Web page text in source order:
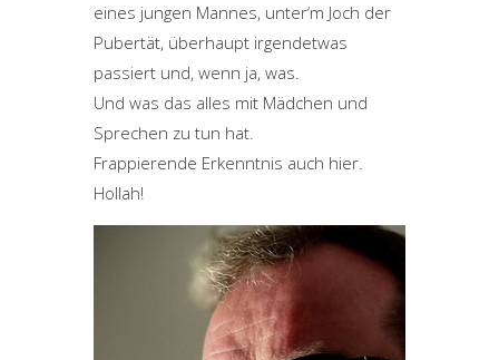
eines jungen Mannes, unter‘m Joch der
Pubertät, überhaupt irgendetwas
passiert und, wenn ja, was.
Und was das alles mit Mädchen und
Sprechen zu tun hat.
Frappierende Erkenntnis auch hier.
Hollah!